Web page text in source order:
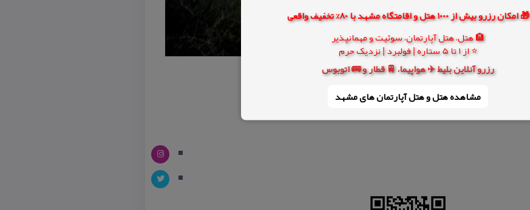
🎁 امکان رزرو بیش از 1000 هتل و اقامتگاه مشهد با 80% تخفیف واقعی
🏨 هتل، هتل آپارتمان، سوئیت و مهمانپذیر
⭐ از 1 تا 5 ستاره | فولبرد | نزدیک حرم
رزرو آنلاین بلیط ✈️ هواپیما، 🚆 قطار و 🚌 اتوبوس
مشاهده هتل و هتل‌ آپارتمان های مشهد